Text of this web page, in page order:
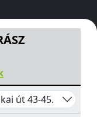
Bocskai út 43-45.
út 43-45.